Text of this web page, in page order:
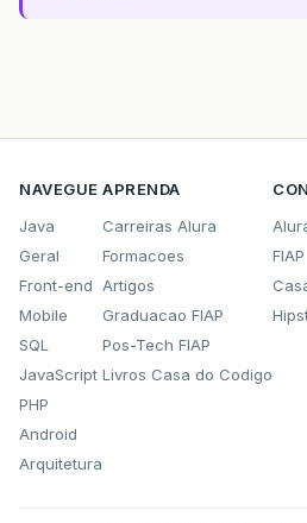
NAVEGUE
Java
Geral
Front-end
Mobile
SQL
JavaScript
PHP
Android
Arquitetura
APRENDA
Carreiras Alura
Formacoes
Artigos
Graduacao FIAP
Pos-Tech FIAP
Livros Casa do Codigo
FIAP